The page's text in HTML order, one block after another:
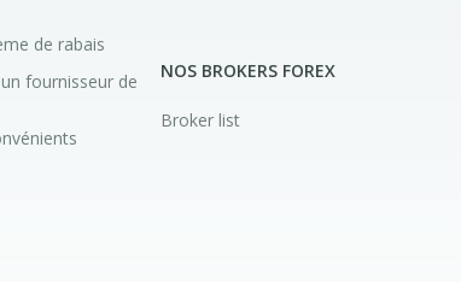
de rabais
fournisseur de
NOS BROKERS FOREX
Broker list